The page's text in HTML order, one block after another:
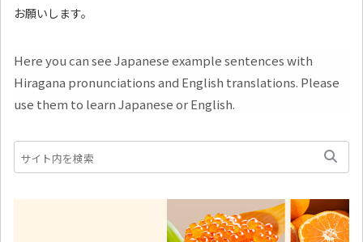
お願いします。
Here you can see Japanese example sentences with
Hiragana pronunciations and English translations. Please
use them to learn Japanese or English.